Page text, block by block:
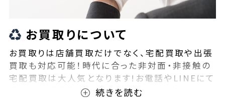
お買取りについて
お買取りは店舗買取だけでなく、宅配買取や出張
買取も対応可能！時代に合った非対面・非接触の
宅配買取は大人気となります!お電話やLINEにて
事前査定が可能となっております！また無料の宅